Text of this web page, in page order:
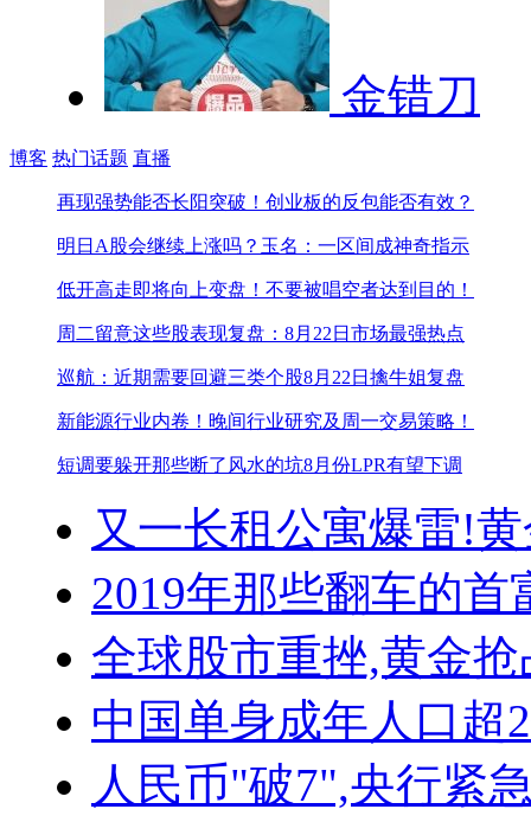
金错刀
博客 热门话题 直播
再现强势能否长阳突破！ 创业板的反包能否有效？
明日A股会继续上涨吗？ 玉名：一区间成神奇指示
低开高走即将向上变盘！ 不要被唱空者达到目的！
周二留意这些股表现复盘：8月22日市场最强热点
巡航：近期需要回避三类个股8月22日擒牛姐复盘
新能源行业内卷！ 晚间行业研究及周一交易策略！
短调要躲开那些断了风水的坑8月份LPR有望下调
又一长租公寓爆雷!
2019年那些翻车的首
全球股市重挫,黄金抢
中国单身成年人口超
人民币"破7",央行紧